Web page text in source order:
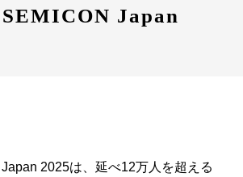
Japan
2025は、延べ12万人を超える